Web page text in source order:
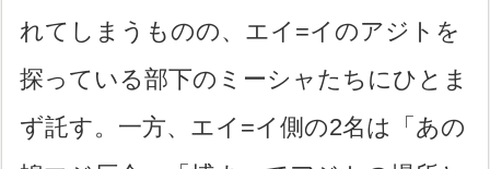
れてしまうものの、エイ=イのアジトを
探っている部下のミーシャたちにひとま
ず託す。一方、エイ=イ側の2名は「あの